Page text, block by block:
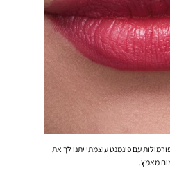
עם פיגמנט עוצמתי יתנו לך את
מאמץ.